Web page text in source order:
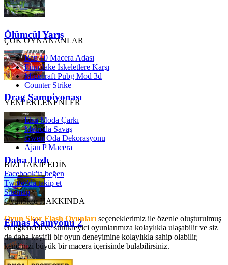
Ölümcül Yarış
Drag Şampiyonası
Daha Hızlı
Elmas Kamyonu 2
ÇOK OYNANANLAR
Ben 10 Macera Adası
Finn Jake İskeletlere Karşı
Minecraft Pubg Mod 3d
Counter Strike
YENİ EKLENENLER
Elsa Moda Çarkı
Metroda Savaş
Gwen Oda Dekorasyonu
Ajan P Macera
BİZİ TAKİP EDİN
Facebook'ta beğen
Twitter'da takip et
Sitemap
OyunSkor HAKKINDA
Oyun Skor Flash Oyunları seçeneklerimiz ile özenle oluşturulmuş
en eğlenceli ve sürükleyici oyunlarımıza kolaylıkla ulaşabilir ve siz
de daha keyifli bir oyun deneyimine kolaylıkla sahip olabilir,
kendinizi büyük bir macera içerisinde bulabilirsiniz.